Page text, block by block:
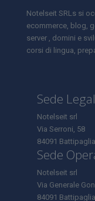
Notelseit SRLs si
ecommerce, blog,
server , domini e
corsi di lingua,
Sede
Notelseit srl
Via Serroni, 58
84091
Sede
Notelseit srl
Via Generale
84091